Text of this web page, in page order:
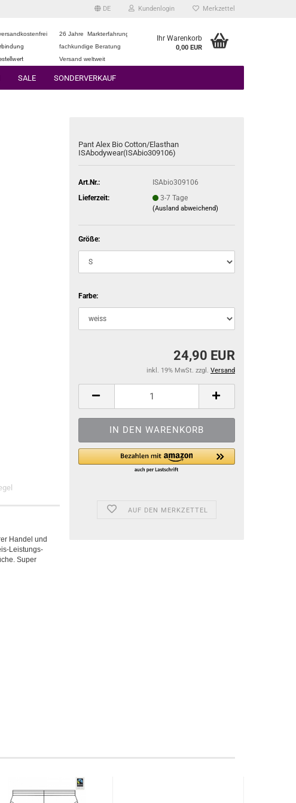
DE Kundenlogin Merkzettel
26 Jahre Markterfahrung
fachkundige Beratung
Versand weltweit
Ihr Warenkorb
0,00 EUR
SALE SONDERVERKAUF
Pant Alex Bio Cotton/Elasthan
ISAbodywear(ISAbio309106)
Art.Nr.:
ISAbio309106
Lieferzeit:
3-7 Tage
(Ausland abweichend)
Größe:
Farbe:
24,90 EUR
inkl. 19% MwSt. zzgl. Versand
AUF DEN MERKZETTEL
Handel und
Leistungs-
Super